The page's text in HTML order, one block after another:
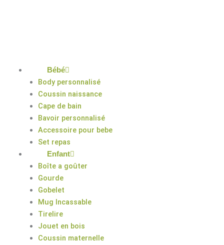
Bébé
Body personnalisé
Coussin naissance
Cape de bain
Bavoir personnalisé
Accessoire pour bebe
Set repas
Enfant
Boîte a goûter
Gourde
Gobelet
Mug Incassable
Tirelire
Jouet en bois
Coussin maternelle